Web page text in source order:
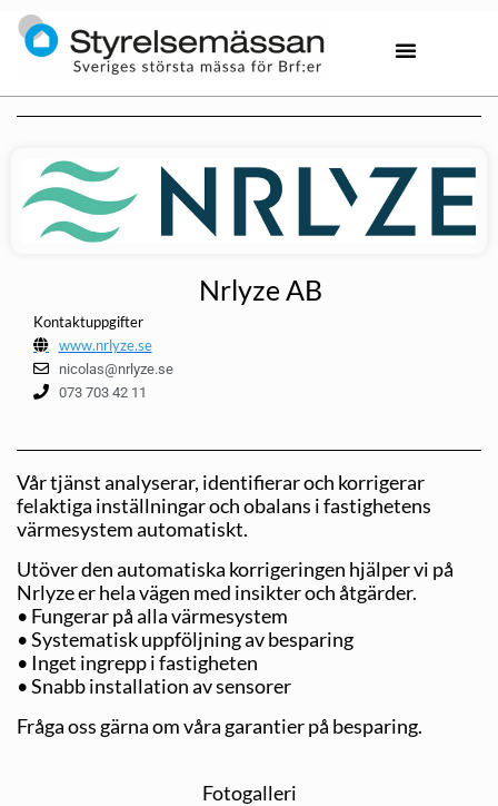
Nrlyze AB
Kontaktuppgifter
www.nrlyze.se
nicolas@nrlyze.se
073 703 42 11
Vår tjänst analyserar, identifierar och korrigerar
felaktiga inställningar och obalans i fastighetens
värmesystem automatiskt.
Utöver den automatiska korrigeringen hjälper vi på
Nrlyze er hela vägen med insikter och åtgärder.
• Fungerar på alla värmesystem
• Systematisk uppföljning av besparing
• Inget ingrepp i fastigheten
• Snabb installation av sensorer
Fråga oss gärna om våra garantier på besparing.
Fotogalleri